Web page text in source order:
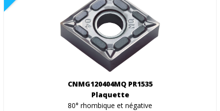
CNMG120404MQ PR1535
Plaquette
80° rhombique et négative